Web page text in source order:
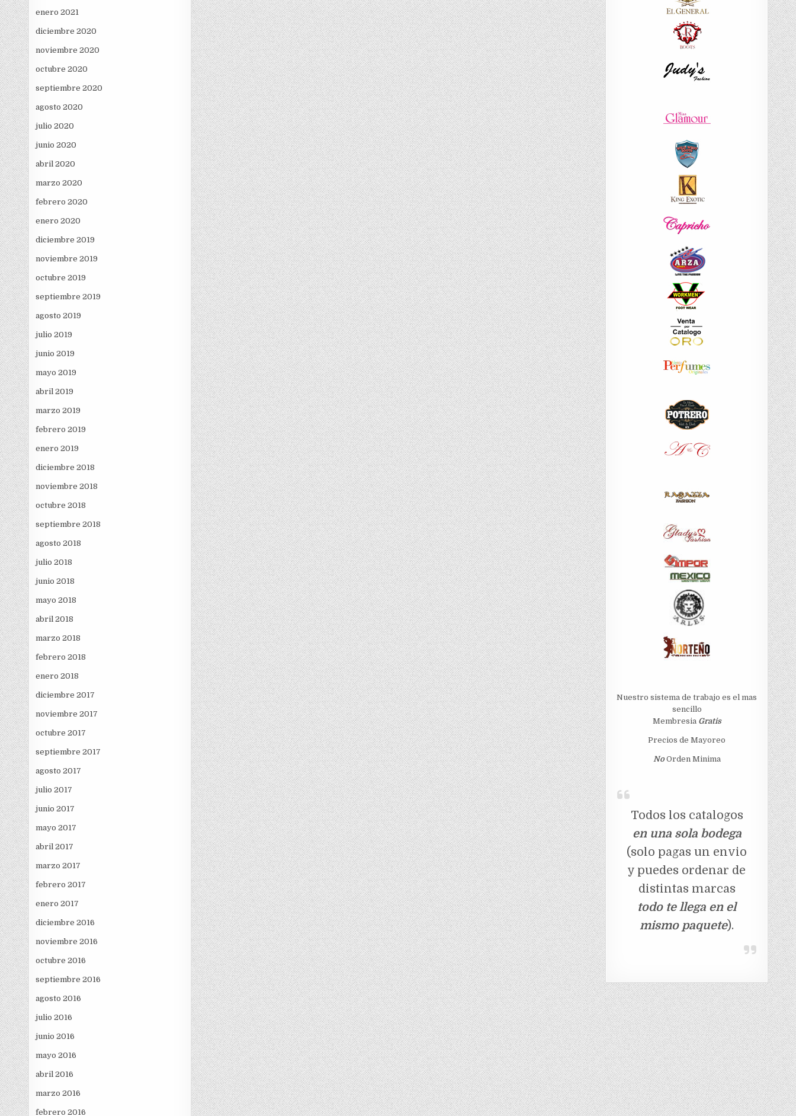
enero 2021
diciembre 2020
noviembre 2020
octubre 2020
septiembre 2020
agosto 2020
julio 2020
junio 2020
abril 2020
marzo 2020
febrero 2020
enero 2020
diciembre 2019
noviembre 2019
octubre 2019
septiembre 2019
agosto 2019
julio 2019
junio 2019
mayo 2019
abril 2019
marzo 2019
febrero 2019
enero 2019
diciembre 2018
noviembre 2018
octubre 2018
septiembre 2018
agosto 2018
julio 2018
junio 2018
mayo 2018
abril 2018
marzo 2018
febrero 2018
enero 2018
diciembre 2017
noviembre 2017
octubre 2017
septiembre 2017
agosto 2017
julio 2017
junio 2017
mayo 2017
abril 2017
marzo 2017
febrero 2017
enero 2017
diciembre 2016
noviembre 2016
octubre 2016
septiembre 2016
agosto 2016
julio 2016
junio 2016
mayo 2016
abril 2016
marzo 2016
febrero 2016
Nuestro sistema de trabajo es el mas
sencillo
Membresia Gratis
Precios de Mayoreo
NoOrden Minima
Todos los catalogos
en una sola bodega
(solo pagas un envio
y puedes ordenar de
distintas marcas
todo te llega en el
mismo paquete).